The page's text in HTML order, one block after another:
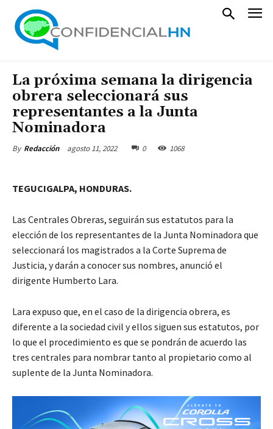
La próxima semana la dirigencia
obrera seleccionará sus
representantes a la Junta
Nominadora
By Redacción agosto 11, 2022 0 1068
TEGUCIGALPA, HONDURAS.
Las Centrales Obreras, seguirán sus estatutos para la
elección de los representantes de la Junta Nominadora que
seleccionará los magistrados a la Corte Suprema de
Justicia, y darán a conocer sus nombres, anunció el
dirigente Humberto Lara.
Lara expuso que, en el caso de la dirigencia obrera, es
diferente a la sociedad civil y ellos siguen sus estatutos, por
lo que el procedimiento es que se pondrán de acuerdo las
tres centrales para nombrar tanto al propietario como al
suplente de la Junta Nominadora.